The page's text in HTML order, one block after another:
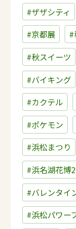
#ザザシティ
#京都展
#
#秋スイーツ
#バイキング
#カクテル
#ポケモン
#浜松まつり
#浜名湖花博
#バレンタイ
#浜松パワー